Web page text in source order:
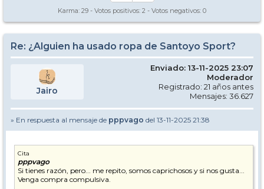
Karma: 29 - Votos positivos: 2 - Votos negativos: 0
Re: ¿Alguien ha usado ropa de Santoyo Sport?
Jairo
Enviado: 13-11-2025 23:07
Moderador
Registrado: 21 años antes
Mensajes: 36.627
» En respuesta al mensaje de pppvago del 13-11-2025 21:38
Cita
pppvago
Si tienes razón, pero... me repito, somos caprichosos y si nos gusta...
Venga compra compulsiva.